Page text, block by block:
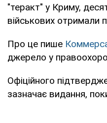
"теракт" у Криму,
військових отримали
Про це пише
джерело у
Офіційного
зазначає видання,